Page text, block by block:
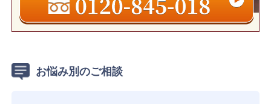
お悩み別のご相談